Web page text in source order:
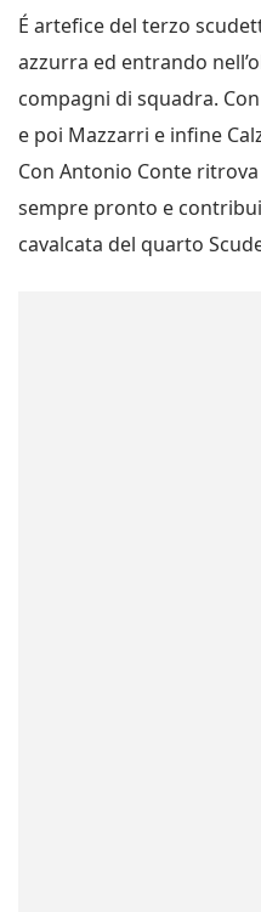
É artefice del terzo
azzurra ed entrando
compagni di squadra.
e poi Mazzarri e infine
Con Antonio Conte
sempre pronto e
cavalcata del quarto